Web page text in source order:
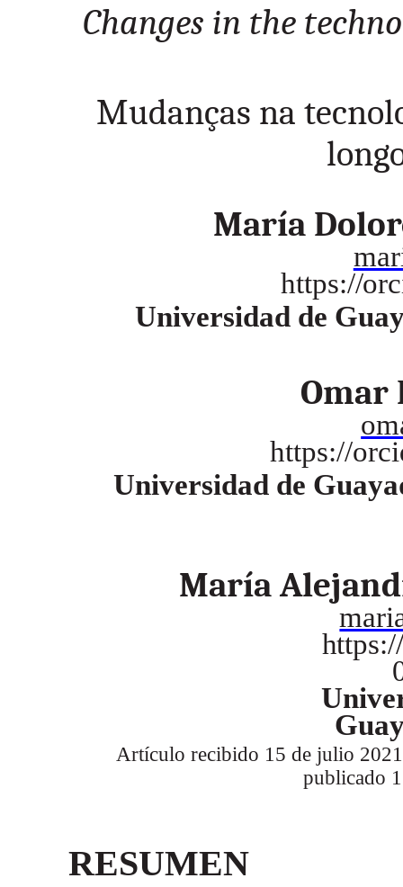
Changes in the
Mudanças na
María
https://
Universidad de
Omar
https://
Universidad de
María
Artículo recibido 15 de julio
publicado
RESUMEN